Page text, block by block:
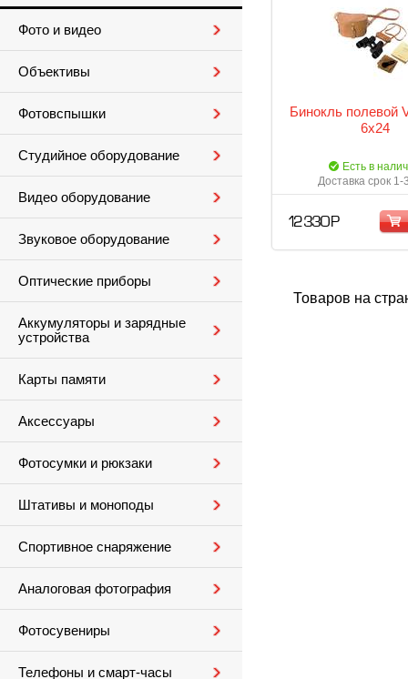
Фото и видео
Объективы
Фотовспышки
Студийное оборудование
Видео оборудование
Звуковое оборудование
Оптические приборы
Аккумуляторы и зарядные
устройства
Карты памяти
Аксессуары
Фотосумки и рюкзаки
Штативы и моноподы
Спортивное снаряжение
Аналоговая фотография
Фотосувениры
Телефоны и смарт-часы
Бинокль полевой
6x24
Есть в
Доставка срок 1-
12 330 Р
Товаров на